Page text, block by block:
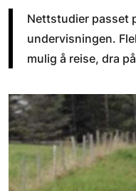
Nettstudier passet
undervisningen.
mulig å reise, dra